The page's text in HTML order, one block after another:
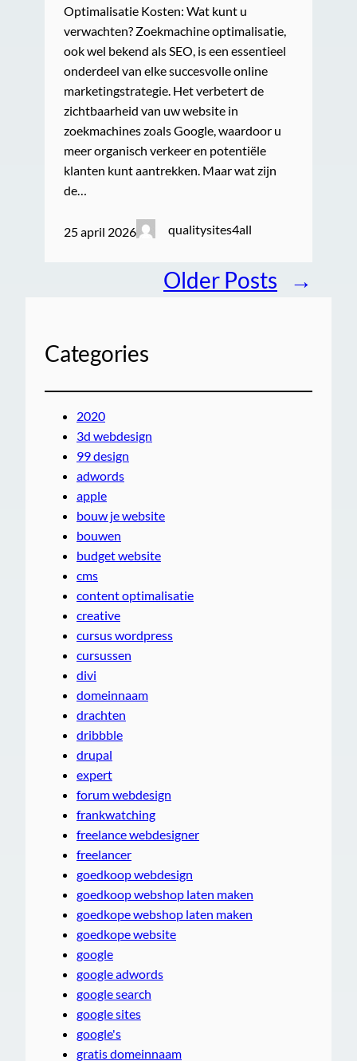
Optimalisatie Kosten: Wat kunt u
verwachten? Zoekmachine optimalisatie,
ook wel bekend als SEO, is een essentieel
onderdeel van elke succesvolle online
marketingstrategie. Het verbetert de
zichtbaarheid van uw website in
zoekmachines zoals Google, waardoor u
meer organisch verkeer en potentiële
klanten kunt aantrekken. Maar wat zijn
de…
25 april 2026 qualitysites4all
Older Posts →
Categories
2020
3d webdesign
99 design
adwords
apple
bouw je website
bouwen
budget website
cms
content optimalisatie
creative
cursus wordpress
cursussen
divi
domeinnaam
drachten
dribbble
drupal
expert
forum webdesign
frankwatching
freelance webdesigner
freelancer
goedkoop webdesign
goedkoop webshop laten maken
goedkope webshop laten maken
goedkope website
google
google adwords
google search
google sites
google's
gratis domeinnaam